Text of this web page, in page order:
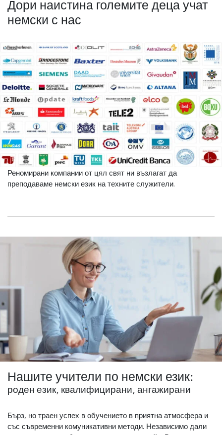
Дори наистина големите деца учат
немски с нас
Реномирани компании от цял свят ни възлагат да
преподаваме немски език на техните служители.
Нашите учители по немски език:
роден език, квалифицирани, ангажирани
Бърз, но траен успех в обучението в приятна атмосфера и
със съвременни комуникативни методи. Независимо дали